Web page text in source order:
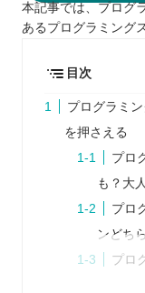
本記事では、プログ
あるプログラミング
目次
プログラミ
を押さえる
プロ
も？大
プロ
ンどち
プロ